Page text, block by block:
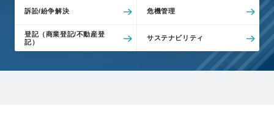
L
o
M
m
訴訟/紛争解決 危機管理
登記（商業登記/不動産登
記）
サステナビリティ